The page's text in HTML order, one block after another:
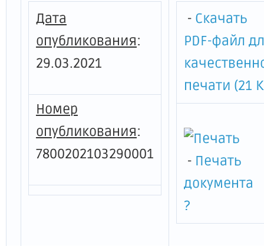
Дата
опубликования:
29.03.2021
Номер
опубликования:
7800202103290001
- Скачать
PDF-файл
печати (21
- Печать
документа
?